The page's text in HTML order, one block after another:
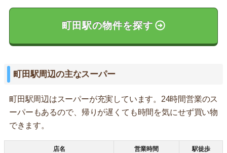
町田駅の物件を探す
町田駅周辺の主なスーパー
町田駅周辺はスーパーが充実しています。24時間営業のス
ーパーもあるので、帰りが遅くても時間を気にせず買い物
できます。
店名 営業時間 駅徒歩